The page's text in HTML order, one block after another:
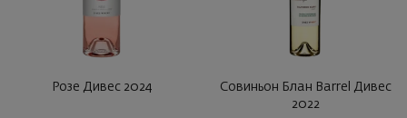
Розе Дивес 2024
Совиньон Блан Barrel Дивес
2022